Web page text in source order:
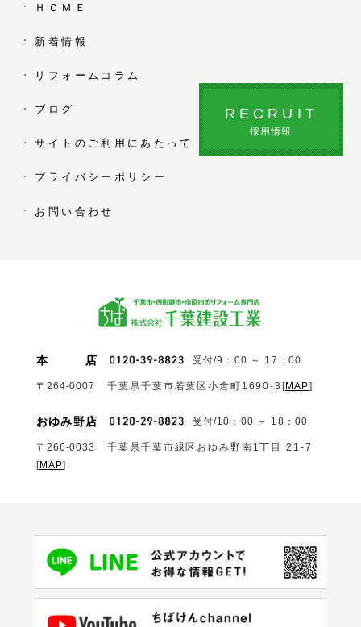
ＨＯＭＥ
新着情報
リフォームコラム
ブログ
サイトのご利用にあたって
プライバシーポリシー
お問い合わせ
RECRUIT
採用情報
本 店 受付/9：00 ～ 17：00
〒264-0007 千葉県千葉市若葉区小倉町1690‐3 [MAP]
おゆみ野店 受付/10：00 ～ 18：00
〒266-0033
千葉県千葉市緑区おゆみ野南1丁目 21-7
[MAP]